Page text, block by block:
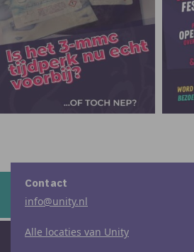
Contact
info@unity.nl
Alle locaties van Unity